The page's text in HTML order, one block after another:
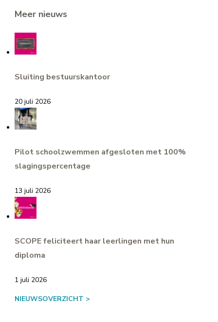
Meer nieuws
Sluiting bestuurskantoor
20 juli 2026
Pilot schoolzwemmen afgesloten met 100%
slagingspercentage
13 juli 2026
SCOPE feliciteert haar leerlingen met hun
diploma
1 juli 2026
NIEUWSOVERZICHT >